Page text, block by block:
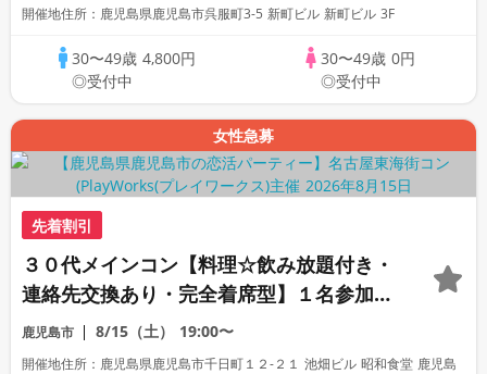
開催地住所：鹿児島県鹿児島市呉服町3-5 新町ビル 新町ビル 3F
30〜49歳 4,800円
◎受付中
30〜49歳 0円
◎受付中
女性急募
先着割引
３０代メインコン【料理☆飲み放題付き・
連絡先交換あり・完全着席型】１名参加多
数・初参加も大歓迎☆
鹿児島市 8/15（土） 19:00〜
開催地住所：鹿児島県鹿児島市千日町１２-２１ 池畑ビル 昭和食堂 鹿児島